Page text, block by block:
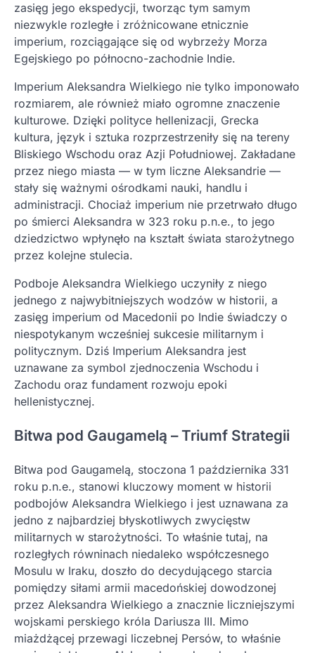
zasięg jego ekspedycji, tworząc tym samym
niezwykle rozległe i zróżnicowane etnicznie
imperium, rozciągające się od wybrzeży Morza
Egejskiego po północno-zachodnie Indie.
Imperium Aleksandra Wielkiego nie tylko imponowało
rozmiarem, ale również miało ogromne znaczenie
kulturowe. Dzięki polityce hellenizacji, Grecka
kultura, język i sztuka rozprzestrzeniły się na tereny
Bliskiego Wschodu oraz Azji Południowej. Zakładane
przez niego miasta — w tym liczne Aleksandrie —
stały się ważnymi ośrodkami nauki, handlu i
administracji. Chociaż imperium nie przetrwało długo
po śmierci Aleksandra w 323 roku p.n.e., to jego
dziedzictwo wpłynęło na kształt świata starożytnego
przez kolejne stulecia.
Podboje Aleksandra Wielkiego uczyniły z niego
jednego z najwybitniejszych wodzów w historii, a
zasięg imperium od Macedonii po Indie świadczy o
niespotykanym wcześniej sukcesie militarnym i
politycznym. Dziś Imperium Aleksandra jest
uznawane za symbol zjednoczenia Wschodu i
Zachodu oraz fundament rozwoju epoki
hellenistycznej.
Bitwa pod Gaugamelą – Triumf Strategii
Bitwa pod Gaugamelą, stoczona 1 października 331
roku p.n.e., stanowi kluczowy moment w historii
podbojów Aleksandra Wielkiego i jest uznawana za
jedno z najbardziej błyskotliwych zwycięstw
militarnych w starożytności. To właśnie tutaj, na
rozległych równinach niedaleko współczesnego
Mosulu w Iraku, doszło do decydującego starcia
pomiędzy siłami armii macedońskiej dowodzonej
przez Aleksandra Wielkiego a znacznie liczniejszymi
wojskami perskiego króla Dariusza III. Mimo
miażdżącej przewagi liczebnej Persów, to właśnie